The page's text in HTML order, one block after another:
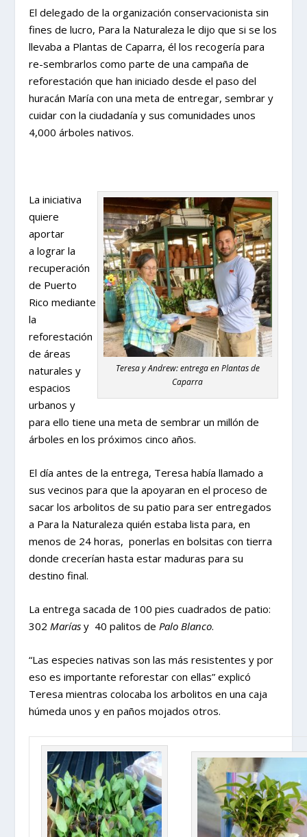
El delegado de la organización conservacionista sin
fines de lucro, Para la Naturaleza le dijo que si se los
llevaba a Plantas de Caparra, él los recogería para
re-sembrarlos como parte de una campaña de
reforestación que han iniciado desde el paso del
huracán María con una meta de entregar, sembrar y
cuidar con la ciudadanía y sus comunidades unos
4,000 árboles nativos.
Teresa y Andrew: entrega en Plantas de
Caparra
La iniciativa
quiere
aportar
a lograr la
recuperación
de Puerto
Rico mediante
la
reforestación
de áreas
naturales y
espacios
urbanos y
para ello tiene una meta de sembrar un millón de
árboles en los próximos cinco años.
El día antes de la entrega, Teresa había llamado a
sus vecinos para que la apoyaran en el proceso de
sacar los arbolitos de su patio para ser entregados
a Para la Naturaleza quién estaba lista para, en
menos de 24 horas, ponerlas en bolsitas con tierra
donde crecerían hasta estar maduras para su
destino final.
La entrega sacada de 100 pies cuadrados de patio:
302 Marías y 40 palitos de Palo Blanco.
“Las especies nativas son las más resistentes y por
eso es importante reforestar con ellas” explicó
Teresa mientras colocaba los arbolitos en una caja
húmeda unos y en paños mojados otros.